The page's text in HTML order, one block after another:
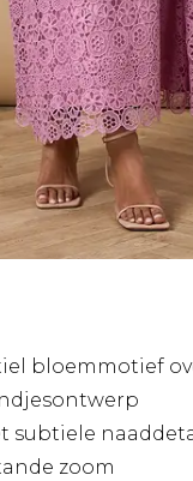
bloemmotief
subtiele
zoom